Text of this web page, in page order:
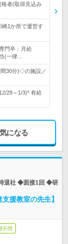
格者(取得見込み
崎1か所で運営す
門卒：月給
(一律…
30分)◇の施設／
29～1/3)* 有給
気になる
退社 ◆面接1回 ◆研
援教室の先生】
不問